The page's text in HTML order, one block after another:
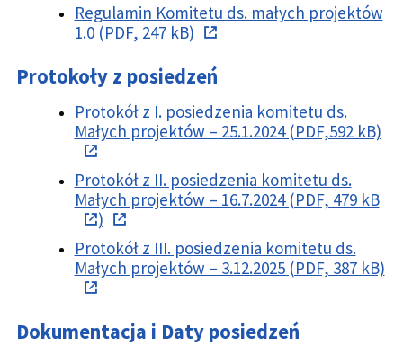
Regulamin Komitetu ds. małych projektów
1.0 (PDF, 247 kB)
Protokoły z posiedzeń
Protokół z I. posiedzenia komitetu ds.
Małych projektów – 25.1.2024 (PDF,592 kB)
Protokół z II. posiedzenia komitetu ds.
Małych projektów – 16.7.2024 (PDF, 479 kB
)
Protokół z III. posiedzenia komitetu ds.
Małych projektów – 3.12.2025 (PDF, 387 kB)
Dokumentacja i Daty posiedzeń